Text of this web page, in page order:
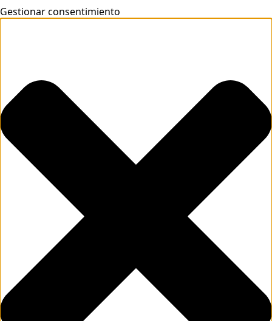
Gestionar consentimiento